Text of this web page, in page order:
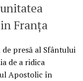
Franța
presă al Sfântului
de a ridica
Apostolic în